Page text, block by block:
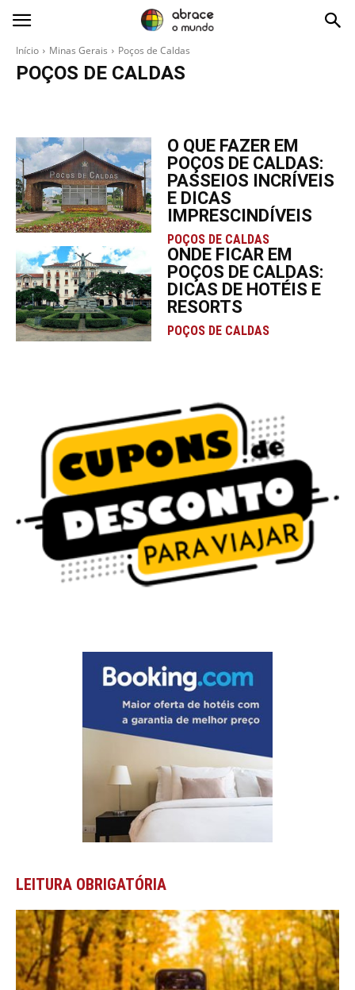
Início Minas Gerais Poços de Caldas
POÇOS DE CALDAS
O QUE FAZER EM
POÇOS DE CALDAS:
PASSEIOS INCRÍVEIS
E DICAS
IMPRESCINDÍVEIS
POÇOS DE CALDAS
ONDE FICAR EM
POÇOS DE CALDAS:
DICAS DE HOTÉIS E
RESORTS
POÇOS DE CALDAS
LEITURA OBRIGATÓRIA